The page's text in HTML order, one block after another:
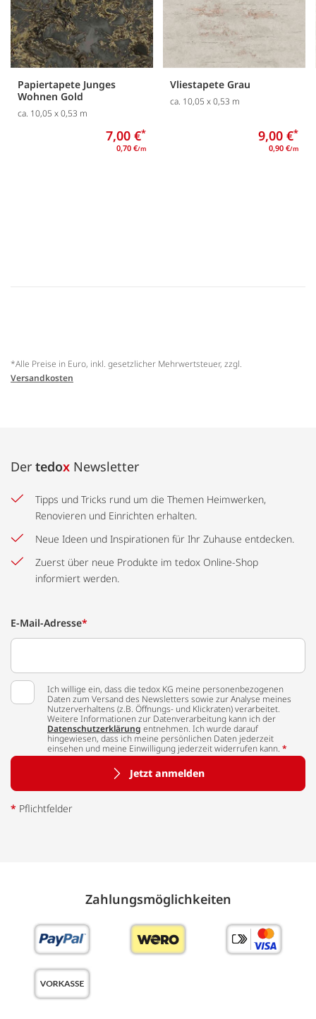
Papiertapete Junges
Wohnen Gold
ca. 10,05 x 0,53 m
7,00 €*
0,70 €/m
Vliestapete Grau
ca. 10,05 x 0,53 m
9,00 €*
0,90 €/m
*Alle Preise in Euro, inkl. gesetzlicher Mehrwertsteuer, zzgl.
Versandkosten
Der tedox Newsletter
Tipps und Tricks rund um die Themen Heimwerken,
Renovieren und Einrichten erhalten.
Neue Ideen und Inspirationen für Ihr Zuhause entdecken.
Zuerst über neue Produkte im tedox Online-Shop
informiert werden.
E-Mail-Adresse*
Ich willige ein, dass die tedox KG meine personenbezogenen
Daten zum Versand des Newsletters sowie zur Analyse meines
Nutzerverhaltens (z.B. Öffnungs- und Klickraten) verarbeitet.
Weitere Informationen zur Datenverarbeitung kann ich der
Datenschutzerklärung entnehmen. Ich wurde darauf
hingewiesen, dass ich meine persönlichen Daten jederzeit
einsehen und meine Einwilligung jederzeit widerrufen kann. *
Jetzt anmelden
* Pflichtfelder
Zahlungs­möglich­keiten